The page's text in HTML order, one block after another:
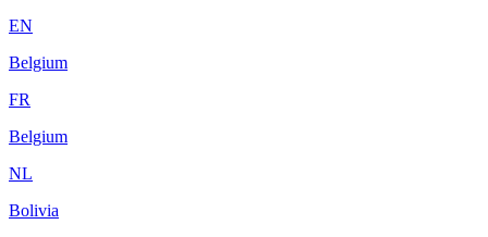
EN
Belgium
FR
Belgium
NL
Bolivia